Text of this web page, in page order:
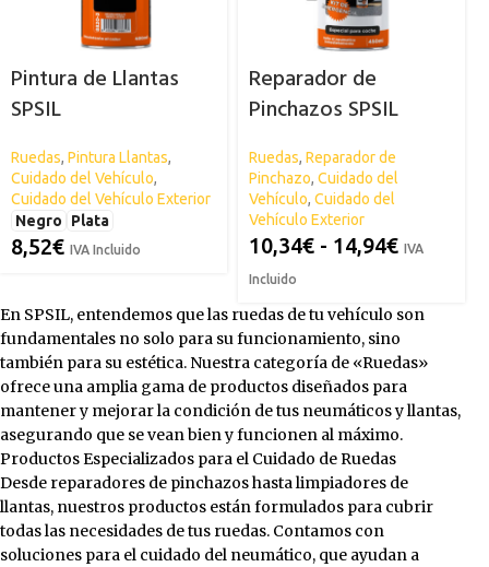
Pintura de Llantas
SPSIL
Ruedas, Pintura Llantas,
Cuidado del Vehículo,
Cuidado del Vehículo Exterior
Negro
Plata
8,52€ IVA Incluido
Reparador de
Pinchazos SPSIL
Ruedas, Reparador de
Pinchazo, Cuidado del
Vehículo, Cuidado del
Vehículo Exterior
10,34€ - 14,94€ IVA
Incluido
En SPSIL, entendemos que las ruedas de tu vehículo son
fundamentales no solo para su funcionamiento, sino
también para su estética. Nuestra categoría de «Ruedas»
ofrece una amplia gama de productos diseñados para
mantener y mejorar la condición de tus neumáticos y llantas,
asegurando que se vean bien y funcionen al máximo.
Productos Especializados para el Cuidado de Ruedas
Desde reparadores de pinchazos hasta limpiadores de
llantas, nuestros productos están formulados para cubrir
todas las necesidades de tus ruedas. Contamos con
soluciones para el cuidado del neumático, que ayudan a